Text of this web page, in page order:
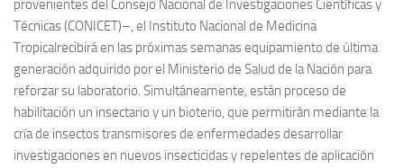
provenientes del Consejo Nacional de Investigaciones Científicas y
Técnicas (CONICET)–, el Instituto Nacional de Medicina
Tropicalrecibirá en las próximas semanas equipamiento de última
generación adquirido por el Ministerio de Salud de la Nación para
reforzar su laboratorio. Simultáneamente, están proceso de
habilitación un insectario y un bioterio, que permitirán mediante la
cría de insectos transmisores de enfermedades desarrollar
investigaciones en nuevos insecticidas y repelentes de aplicación